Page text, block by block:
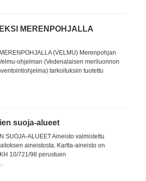
MERENPOHJALLA
(VELMU) Merenpohjan
ohjelman (Vedenalaisen meriluonnon
tarkoituksiin tuotettu
suoja-alueet
SUOJA-ALUEET Aineisto valmistettu
aineistosta. Kartta-aineisto on
10/721/98 perustuen